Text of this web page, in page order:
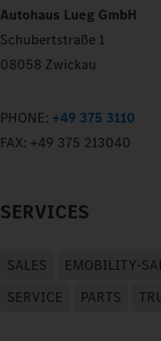
Autohaus Lueg GmbH
Schubertstraße 1
08058 Zwickau
PHONE: +49 375 3110
FAX: +49 375 213040
SERVICES
SALES EMOBILITY-
SERVICE
PARTS